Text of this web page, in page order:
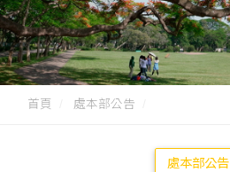
首頁 處本部公告
處本部公告